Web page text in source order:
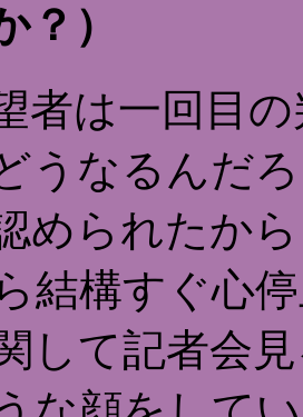
？）
者は一回目
うなるんだ
められたか
結構すぐ心
して記者会